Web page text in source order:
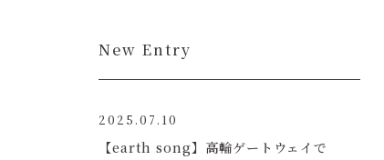
New Entry
2025.07.10
【earth song】高輪ゲートウェイで